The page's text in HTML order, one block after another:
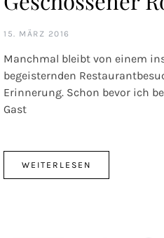
15. MÄRZ 2016
Manchmal bleibt von einem
begeisternden
Erinnerung. Schon bevor ich
Gast
WEITERLESEN